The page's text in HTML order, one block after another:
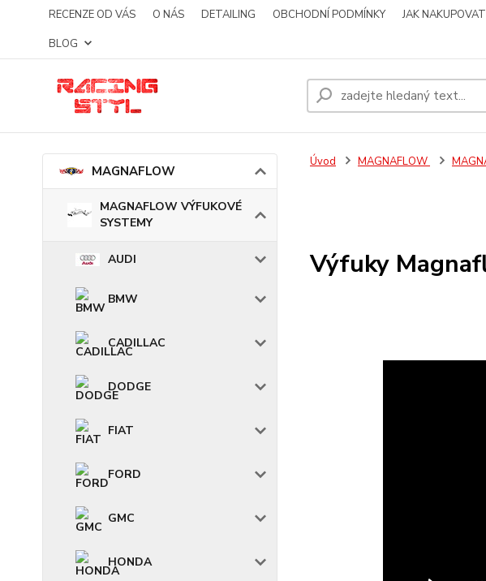
RECENZE OD VÁS O NÁS DETAILING OBCHODNÍ PODMÍNKY JAK NAKUPOVAT
BLOG
MAGNAFLOW
MAGNAFLOW VÝFUKOVÉ
SYSTEMY
AUDI
BMW
CADILLAC
DODGE
FIAT
FORD
GMC
HONDA
Úvod MAGNAFLOW
Výfuky